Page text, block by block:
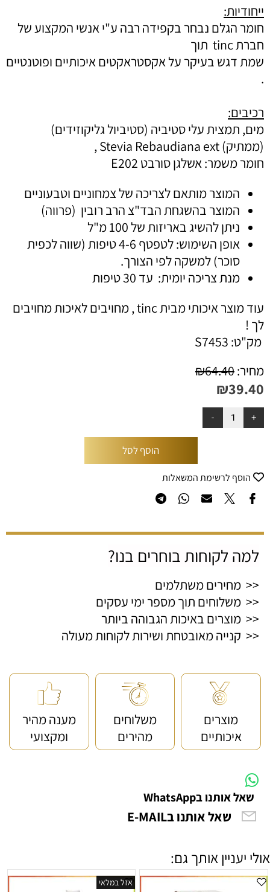
ייחודיות:
חומר הגלם נבחר בקפידה רבה ע"י אנשי המקצוע של
חברתtinc תוך
שמת דגש בעיקר על אקסטראקטים איכותיים ופוטנטיים
.
רכיבים:
מים, תמצית עלי סטיביה (סטיביול גליקוזידים)
(ממתיק)
,
חומר משמר: אשלגן סורבט E202
המוצר מותאם לצריכה של צמחוניים וטבעוניים
המוצר בהשגחת הבד"צ הרב רובין (פרווה)
ניתן להשיג באריזות של 100 מ"ל
אופן השימוש: לטפטף 4-6 טיפות (שווה לכפית
סוכר) למשקה לפי הצורך.
מנת צריכה יומית: עד 30 טיפות
עוד מוצר איכותי מביתtinc, מחויבים לאיכות מחויבים
לך !
מק"ט: S7453
מחיר:
₪64.40
₪39.40
הוסף לסל
הוסף לרשימת המשאלות
למה לקוחות בוחרים בנו?
<< מחירים משתלמים
<< משלוחים תוך מספר ימי עסקים
<< מוצרים באיכות הגבוהה ביותר
<< קנייה מאובטחת ושירות לקוחות מעולה
מוצרים
איכותיים
משלוחים
מהירים
מענה מהיר
ומקצועי
שאל אותנו בWhatsApp
שאל אותנו בE-MAIL
אולי יעניין אותך גם:
אזל במלאי